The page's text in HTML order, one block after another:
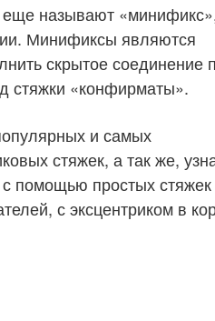
еще называют
Минификсы являются
скрытое соединение
стяжки «конфирматы».
и самых
стяжек, а так же,
помощью простых стяжек
с эксцентриком в